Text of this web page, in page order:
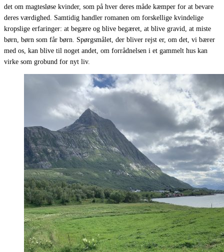
det om magtesløse kvinder, som på hver deres måde kæmper for at bevare
deres værdighed. Samtidig handler romanen om forskellige kvindelige
kropslige erfaringer: at begære og blive begæret, at blive gravid, at miste
børn, børn som får børn. Spørgsmålet, der bliver rejst er, om det, vi bærer
med os, kan blive til noget andet, om forrådnelsen i et gammelt hus kan
virke som grobund for nyt liv.